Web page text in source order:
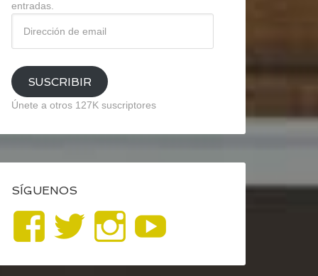
entradas.
email
SUSCRIBIR
Únete a otros 127K suscriptores
SÍGUENOS
Ver
perfil
Ver
perfil
Ver
perfil